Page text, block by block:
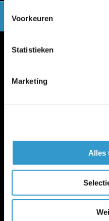
Voorkeuren
Statistieken
Marketing
Alles
Peppol-|
Voor wie
Beste
Beste